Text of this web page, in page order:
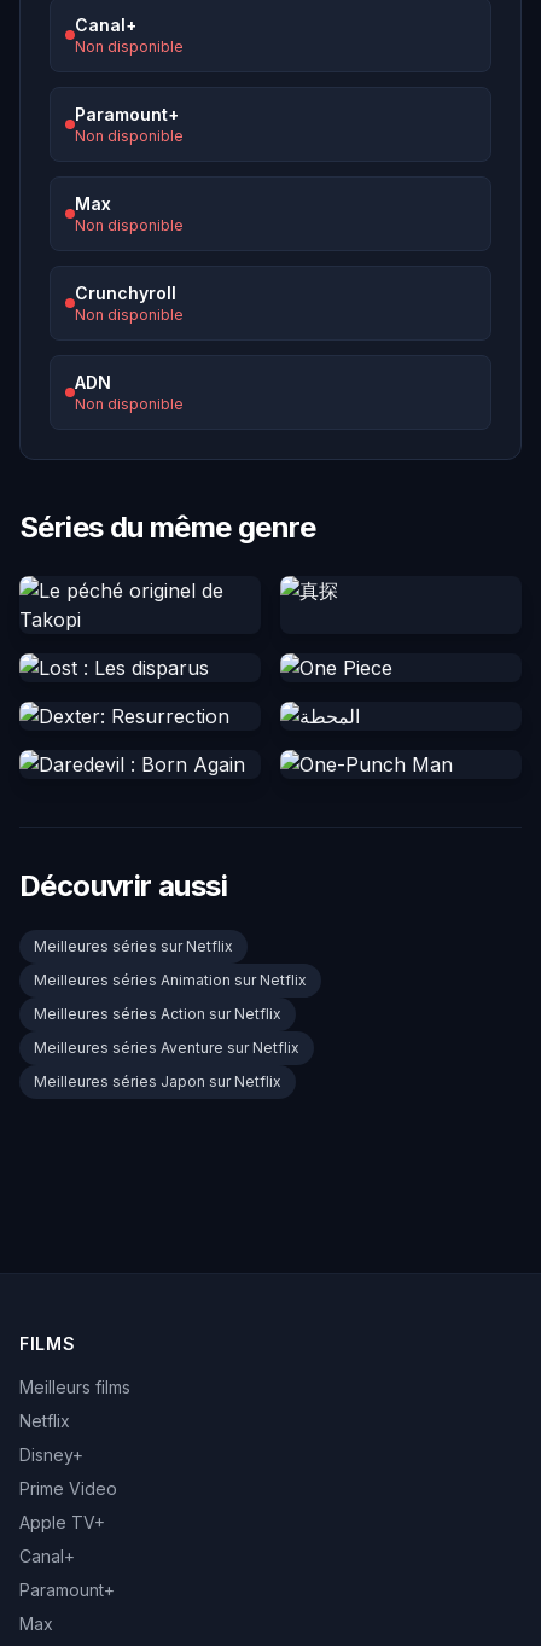
Canal+
Non disponible
Paramount+
Non disponible
Max
Non disponible
Crunchyroll
Non disponible
ADN
Non disponible
Séries du même genre
Découvrir aussi
Meilleures séries sur Netflix
Meilleures séries Animation sur Netflix
Meilleures séries Action sur Netflix
Meilleures séries Aventure sur Netflix
Meilleures séries Japon sur Netflix
FILMS
Meilleurs films
Netflix
Disney+
Prime Video
Apple TV+
Canal+
Paramount+
Max